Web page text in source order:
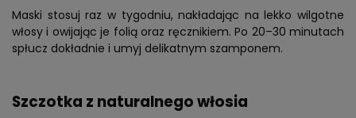
Maski stosuj raz w tygodniu, nakładając na lekko wilgotne
włosy i owijając je folią oraz ręcznikiem. Po 20–30 minutach
spłucz dokładnie i umyj delikatnym szamponem.
Szczotka z naturalnego włosia